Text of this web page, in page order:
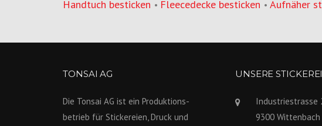
Handtuch besticken • Fleecedecke besticken • Aufnäher
TONSAI AG
Die Tonsai AG ist ein Produktions­
betrieb für Stickereien, Druck und
UNSERE STICKEREI
Industriestrasse
9300 Wittenbach